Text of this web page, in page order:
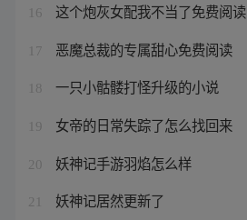
16 这个炮灰女配我不当了免费阅读
17 恶魔总裁的专属甜心免费阅读
18 一只小骷髅打怪升级的小说
19 女帝的日常失踪了怎么找回来
20 妖神记手游羽焰怎么样
21 妖神记居然更新了